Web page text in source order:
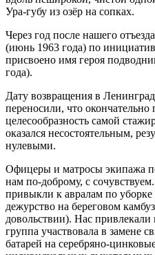
Ура-губу из озёр на сопках.
Через год после нашего
(июнь 1963 года) по
присвоено имя героя
года).
Дату возвращения в
переносили, что окончательно
целесообразность самой
оказался несостоятельным,
нулевыми.
Офицеры и матросы экипажа
нам по-доброму, с
привыкли к авралам по
дежурство на береговом
довольствии). Нас
группа участвовала в замене
батарей на серебряно-